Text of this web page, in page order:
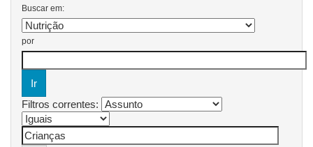
Buscar em:
por
Filtros correntes: